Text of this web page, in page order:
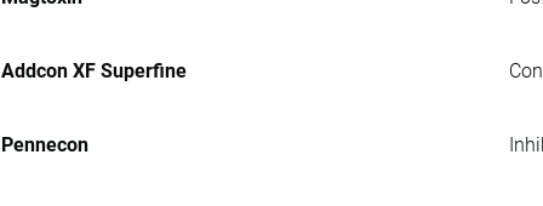
Addcon XF Superfine
Pennecon